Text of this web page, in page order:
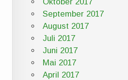
September 2017
August 2017
Juli 2017
Juni 2017
Mai 2017
April 2017